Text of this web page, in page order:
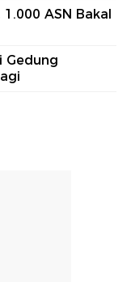
ASN Bakal
Gedung